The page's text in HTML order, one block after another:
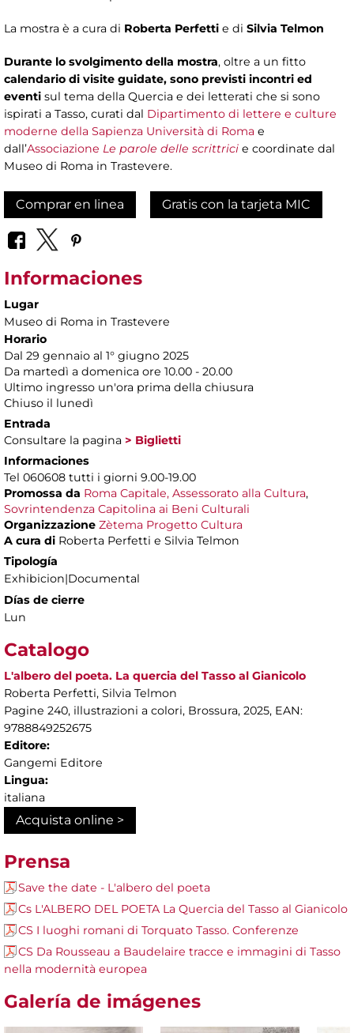
La mostra è a cura di Roberta Perfetti e di Silvia Telmon
Durante lo svolgimento della mostra, oltre a un fitto
calendario di visite guidate, sono previsti incontri ed
eventi sul tema della Quercia e dei letterati che si sono
ispirati a Tasso, curati dal Dipartimento di lettere e culture
moderne della Sapienza Università di Roma e
dall’Associazione Le parole delle scrittrici e coordinate dal
Museo di Roma in Trastevere.
Comprar en linea Gratis con la tarjeta MIC
Informaciones
Lugar
Museo di Roma in Trastevere
Horario
Dal 29 gennaio al 1° giugno 2025
Da martedì a domenica ore 10.00 - 20.00
Ultimo ingresso un'ora prima della chiusura
Chiuso il lunedì
Entrada
Consultare la pagina > Biglietti
Informaciones
Tel 060608 tutti i giorni 9.00-19.00
Promossa da Roma Capitale, Assessorato alla Cultura,
Sovrintendenza Capitolina ai Beni Culturali
Organizzazione Zètema Progetto Cultura
A cura di Roberta Perfetti e Silvia Telmon
Tipología
Exhibicion|Documental
Días de cierre
Lun
Catalogo
L'albero del poeta. La quercia del Tasso al Gianicolo
Roberta Perfetti, Silvia Telmon
Pagine 240, illustrazioni a colori, Brossura, 2025, EAN:
9788849252675
Editore:
Gangemi Editore
Lingua:
italiana
Acquista online >
Prensa
Save the date - L'albero del poeta
Cs L'ALBERO DEL POETA La Quercia del Tasso al Gianicolo
CS I luoghi romani di Torquato Tasso. Conferenze
CS Da Rousseau a Baudelaire tracce e immagini di Tasso
nella modernità europea
Galería de imágenes